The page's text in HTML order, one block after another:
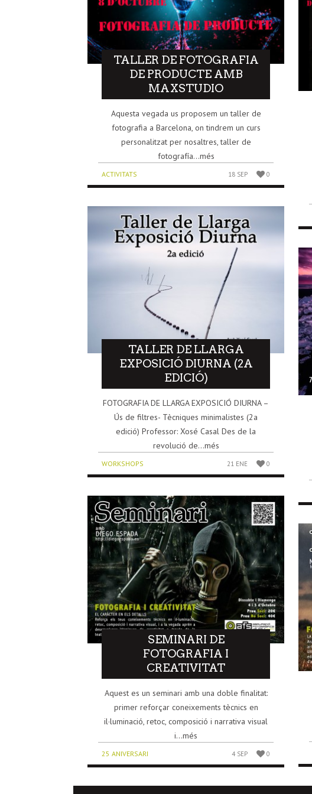
TALLER DE FOTOGRAFIA
DE PRODUCTE AMB
MAXSTUDIO
Aquesta vegada us proposem un taller de
fotografia a Barcelona, on tindrem un curs
personalitzat per nosaltres, taller de
fotografía...més
ACTIVITATS 18 SEP 0
TALLER DE LLARGA
EXPOSICIÓ DIURNA (2A
EDICIÓ)
FOTOGRAFIA DE LLARGA EXPOSICIÓ DIURNA –
Ús de filtres- Tècniques minimalistes (2a
edició) Professor: Xosé Casal Des de la
revolució de...més
WORKSHOPS 21 ENE 0
SEMINARI DE
FOTOGRAFIA I
CREATIVITAT
Aquest es un seminari amb una doble finalitat:
primer reforçar coneixements tècnics en
il·luminació, retoc, composició i narrativa visual
i...més
25 ANIVERSARI 4 SEP 0